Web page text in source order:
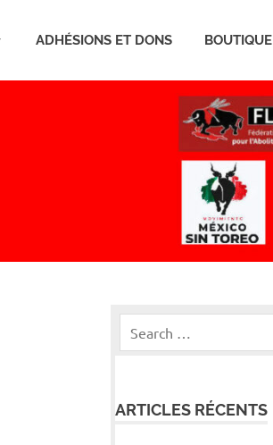
ADHÉSIONS ET DONS BOUTIQUE
ARTICLES RÉCENTS